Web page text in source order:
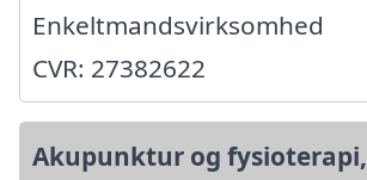
Enkeltmandsvirksomhed
CVR: 27382622
Akupunktur og fysioterapi,